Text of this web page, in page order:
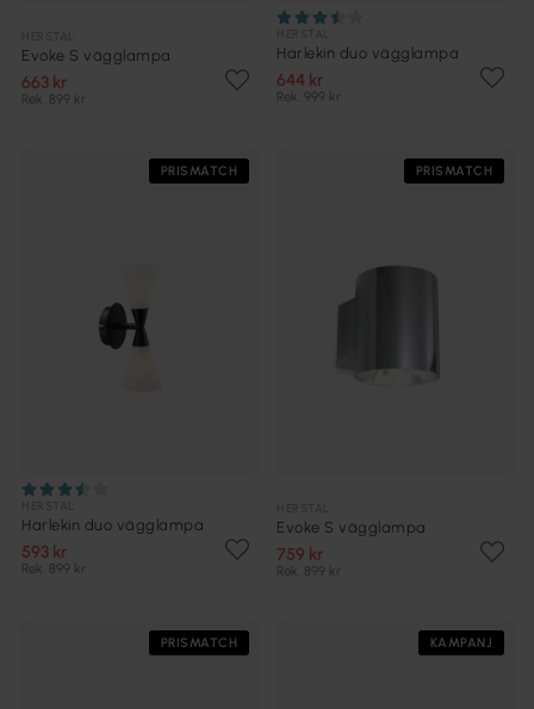
Evoke S vägglampa
663 kr
Rek. 899 kr
Harlekin duo vägglampa
644 kr
Rek. 999 kr
PRISMATCH
Harlekin duo vägglampa
593 kr
Rek. 899 kr
PRISMATCH
Evoke S vägglampa
759 kr
Rek. 899 kr
PRISMATCH KAMPANJ